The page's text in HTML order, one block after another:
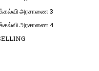
அரசாணை 3
அரசாணை 4